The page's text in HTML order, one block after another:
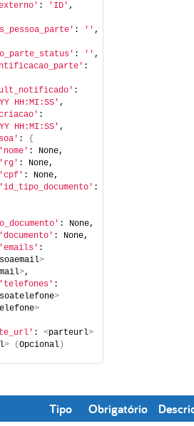
: 'ID' ,
: '' ,
: '' ,
HH:MI:SS' ,
HH:MI:SS' ,
: {
'nome' : None,
'rg' : None,
'cpf' : None,
'id_tipo_documento' :
: None,
'documento' : None,
'emails' :
>
>,
'telefones' :
>
>
: <parteurl>
> (Opcional )
Tipo Obrigatório